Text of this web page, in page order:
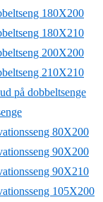
180X200
180X210
200X200
210X210
på dobbeltsenge
80X200
90X200
90X210
105X200